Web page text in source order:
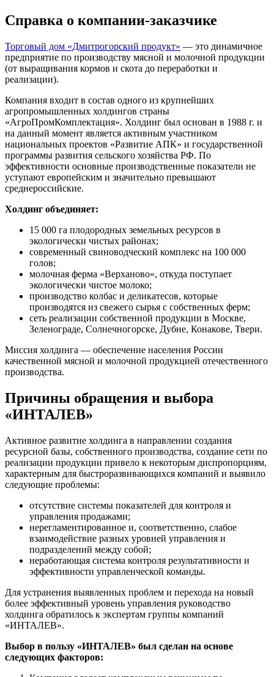
Справка о компании-заказчике
Торговый дом «Дмитрогорский продукт» — это динамичное
предприятие по производству мясной и молочной продукции
(от выращивания кормов и скота до переработки и
реализации).
Компания входит в состав одного из крупнейших
агропромышленных холдингов страны
«АгроПромКомплектация». Холдинг был основан в 1988 г. и
на данный момент является активным участником
национальных проектов «Развитие АПК» и государственной
программы развития сельского хозяйства РФ. По
эффективности основные производственные показатели не
уступают европейским и значительно превышают
среднероссийские.
Холдинг объединяет:
15 000 га плодородных земельных ресурсов в
экологически чистых районах;
современный свиноводческий комплекс на 100 000
голов;
молочная ферма «Верханово», откуда поступает
экологически чистое молоко;
производство колбас и деликатесов, которые
производятся из свежего сырья с собственных ферм;
сеть реализации собственной продукции в Москве,
Зеленограде, Солнечногорске, Дубне, Конакове, Твери.
Миссия холдинга — обеспечение населения России
качественной мясной и молочной продукцией отечественного
производства.
Причины обращения и выбора
«ИНТАЛЕВ»
Активное развитие холдинга в направлении создания
ресурсной базы, собственного производства, создание сети по
реализации продукции привело к некоторым диспропорциям,
характерным для быстроразвивающихся компаний и выявило
следующие проблемы:
отсутствие системы показателей для контроля и
управления продажами;
нерегламентированное и, соответственно, слабое
взаимодействие разных уровней управления и
подразделений между собой;
неработающая система контроля результативности и
эффективности управленческой команды.
Для устранения выявленных проблем и перехода на новый
более эффективный уровень управления руководство
холдинга обратилось к экспертам группы компаний
«ИНТАЛЕВ».
Выбор в пользу «ИНТАЛЕВ» был сделан на основе
следующих факторов: